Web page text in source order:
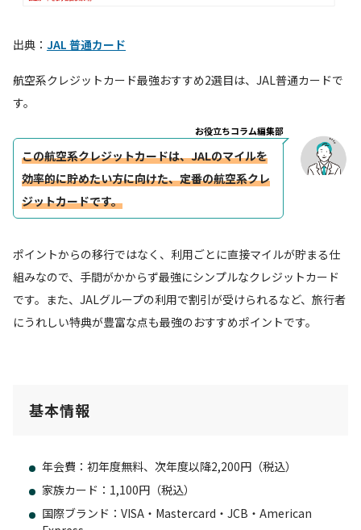
出典： JAL 普通カード
航空系クレジットカード最強おすすめ2選目は、JAL普通カードで
す。
お役立ちコラム編集部
この航空系クレジットカードは、JALのマイルを
効率的に貯めたい方に向けた、定番の航空系クレ
ジットカードです。
ポイントからの移行ではなく、利用ごとに直接マイルが貯まる仕
組みなので、手間がかからず最強にシンプルなクレジットカード
です。また、JALグループの利用で割引が受けられるなど、旅行者
にうれしい特典が豊富な点も最強のおすすめポイントです。
基本情報
年会費：初年度無料、次年度以降2,200円（税込）
家族カード：1,100円（税込）
国際ブランド：VISA・Mastercard・JCB・American